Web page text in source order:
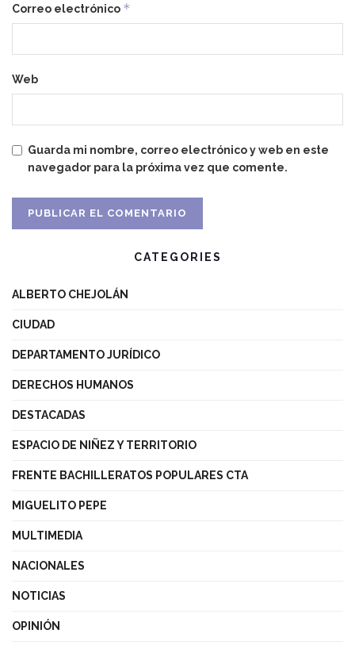
Correo electrónico *
Web
Guarda mi nombre, correo electrónico y web en este
navegador para la próxima vez que comente.
CATEGORIES
ALBERTO CHEJOLÁN
CIUDAD
DEPARTAMENTO JURÍDICO
DERECHOS HUMANOS
DESTACADAS
ESPACIO DE NIÑEZ Y TERRITORIO
FRENTE BACHILLERATOS POPULARES CTA
MIGUELITO PEPE
MULTIMEDIA
NACIONALES
NOTICIAS
OPINIÓN